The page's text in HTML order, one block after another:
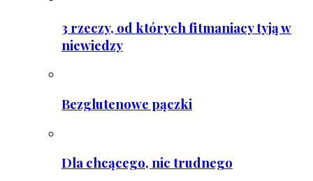
3 rzeczy, od których fitmaniacy tyją w
niewiedzy
Bezglutenowe pączki
Dla chcącego, nic trudnego